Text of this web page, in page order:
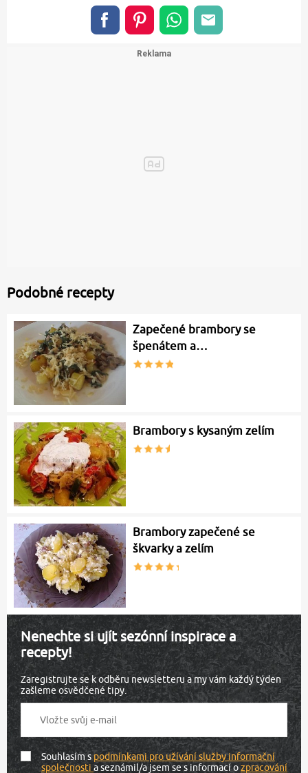
Podobné recepty
Zapečené brambory se
špenátem a…
Brambory s kysaným zelím
Brambory zapečené se
škvarky a zelím
Nenechte si ujít sezónní inspirace a
recepty!
Zaregistrujte se k odběru newsletteru a my vám každý týden
zašleme osvědčené tipy.
Souhlasím spodmínkami pro užívání služby informační
společnostia seznámil/a jsem se s informací ozpracování